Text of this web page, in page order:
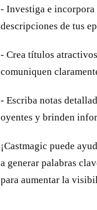
- Investiga e
descripciones de tus
- Crea títulos
comuniquen
- Escriba notas
oyentes y brinden
¡Castmagic puede
a generar palabras
para aumentar la